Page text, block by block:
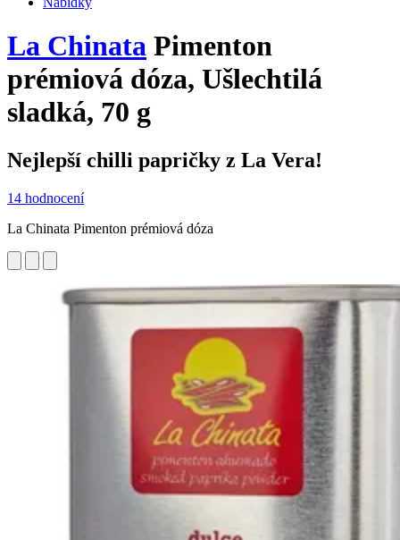
La Chinata Pimenton
prémiová dóza, Ušlechtilá
sladká, 70 g
Nejlepší chilli papričky z La Vera!
14 hodnocení
La Chinata Pimenton prémiová dóza